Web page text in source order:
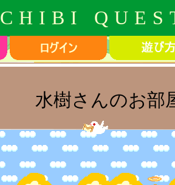
CHIBI
水樹さんのお部